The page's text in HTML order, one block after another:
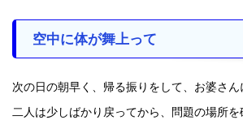
空中に体が舞上って
次の日の朝早く、帰る振りをして、お婆さ
二人は少しばかり戻ってから、問題の場所